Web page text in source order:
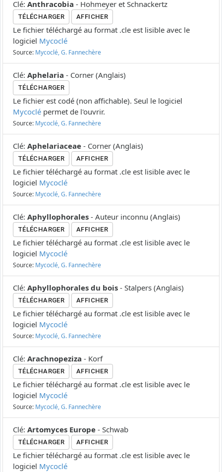
Clé: Anthracobia - Hohmeyer et Schnackertz
TÉLÉCHARGER AFFICHER
Le fichier téléchargé au format .cle est lisible avec le
logiciel Mycoclé
Source: Mycoclé, G. Fannechère
Clé: Aphelaria - Corner (Anglais)
TÉLÉCHARGER
Le fichier est codé (non affichable). Seul le logiciel
Mycoclé permet de l'ouvrir.
Source: Mycoclé, G. Fannechère
Clé: Aphelariaceae - Corner (Anglais)
TÉLÉCHARGER AFFICHER
Le fichier téléchargé au format .cle est lisible avec le
logiciel Mycoclé
Source: Mycoclé, G. Fannechère
Clé: Aphyllophorales - Auteur inconnu (Anglais)
TÉLÉCHARGER AFFICHER
Le fichier téléchargé au format .cle est lisible avec le
logiciel Mycoclé
Source: Mycoclé, G. Fannechère
Clé: Aphyllophorales du bois - Stalpers (Anglais)
TÉLÉCHARGER AFFICHER
Le fichier téléchargé au format .cle est lisible avec le
logiciel Mycoclé
Source: Mycoclé, G. Fannechère
Clé: Arachnopeziza - Korf
TÉLÉCHARGER AFFICHER
Le fichier téléchargé au format .cle est lisible avec le
logiciel Mycoclé
Source: Mycoclé, G. Fannechère
Clé: Artomyces Europe - Schwab
TÉLÉCHARGER AFFICHER
Le fichier téléchargé au format .cle est lisible avec le
logiciel Mycoclé